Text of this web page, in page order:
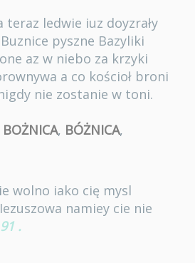
teraz ledwie iuz doyzrały
pyszne Bazyliki
az w niebo za krzyki
a co kościoł broni
nie zostanie w toni.
BOŻNICA, BÓŻNICA,
wolno iako cię mysl
namiey cie nie
91 .